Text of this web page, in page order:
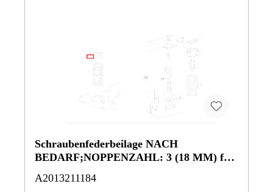
Schraubenfederbeilage NACH
BEDARF;NOPPENZAHL: 3 (18 MM) für
A2013211184